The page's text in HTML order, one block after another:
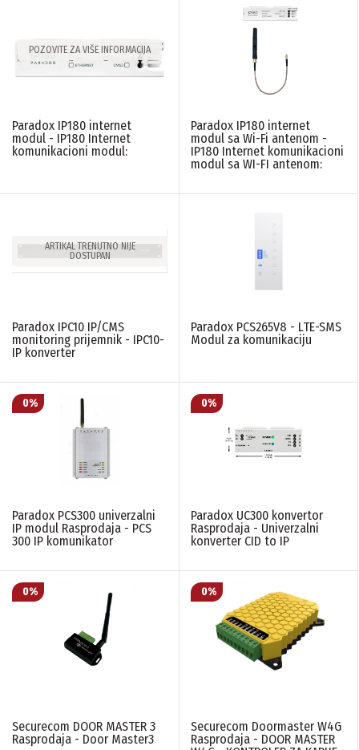
POZOVITE ZA VIŠE INFORMACIJA
Paradox IP180 internet
modul - IP180 Internet
komunikacioni modul:
Paradox IP180 internet
modul sa Wi-Fi antenom -
IP180 Internet komunikacioni
modul sa WI-FI antenom:
ARTIKAL TRENUTNO NIJE
DOSTUPAN
Paradox IPC10 IP/CMS
monitoring prijemnik - IPC10-
IP konverter
Paradox PCS265V8 - LTE-SMS
Modul za komunikaciju
Paradox PCS300 univerzalni
IP modul Rasprodaja - PCS
300 IP komunikator
Paradox UC300 konvertor
Rasprodaja - Univerzalni
konverter CID to IP
Securecom DOOR MASTER 3
Rasprodaja - Door Master3
Securecom Doormaster W4G
Rasprodaja - DOOR MASTER